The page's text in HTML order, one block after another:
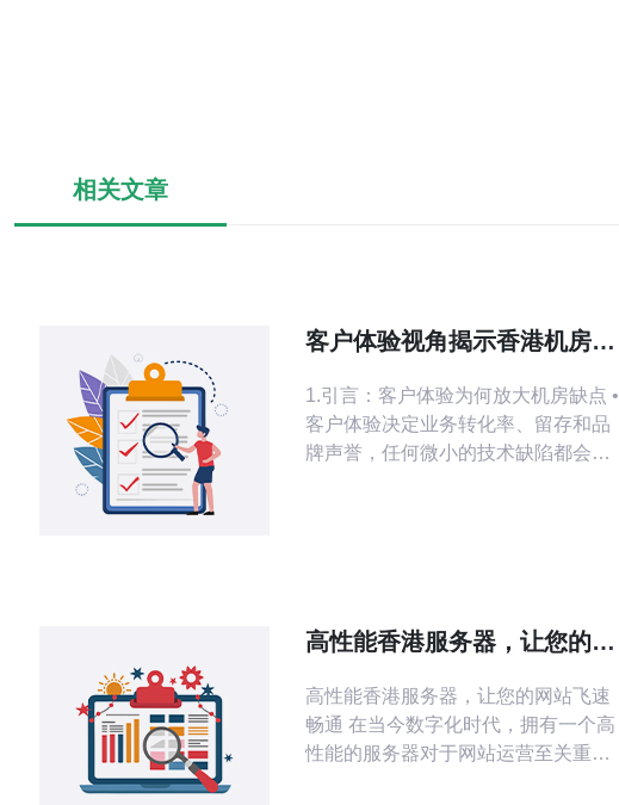
相关文章
客户体验视角揭示香港机房缺
1.引言：客户体验为何放大机房缺点 •
客户体验决定业务转化率、留存和品
牌声誉，任何微小的技术缺陷都会被
败。 • 本文从客户体验角度出发，聚焦
服务器/VPS/主机/域名/CDN
高性能香港服务器，让您的网
高性能香港服务器，让您的网站飞速
畅通 在当今数字化时代，拥有一个高
性能的服务器对于网站运营至关重